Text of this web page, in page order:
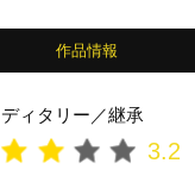
作品情報
ィタリー／継承
3.2